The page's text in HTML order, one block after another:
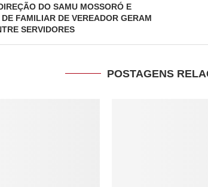
DO SAMU MOSSORÓ E
FAMILIAR DE VEREADOR GERAM
SERVIDORES
POSTAGENS